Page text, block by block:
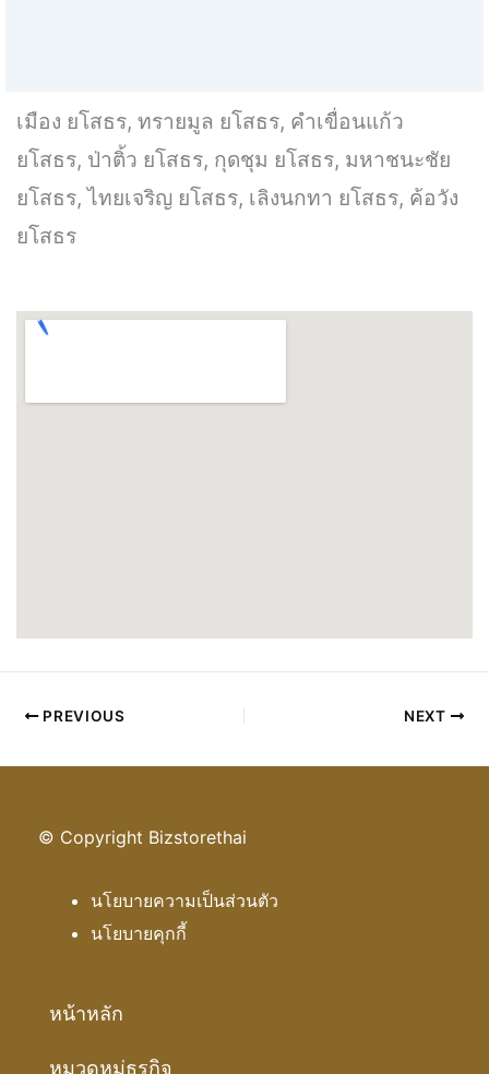
เมือง ยโสธร, ทรายมูล ยโสธร, คำเขื่อนแก้ว
ยโสธร, ป่าติ้ว ยโสธร, กุดชุม ยโสธร, มหาชนะชัย
ยโสธร, ไทยเจริญ ยโสธร, เลิงนกทา ยโสธร, ค้อวัง
ยโสธร
PREVIOUS NEXT
© Copyright Bizstorethai
นโยบายความเป็นส่วนตัว
นโยบายคุกกี้
หน้าหลัก
หมวดหมู่ธุรกิจ